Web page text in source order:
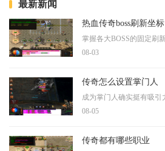
最新新闻
热血传奇boss刷新坐标
08-03
传奇怎么设置掌门人
08-05
传奇都有哪些职业